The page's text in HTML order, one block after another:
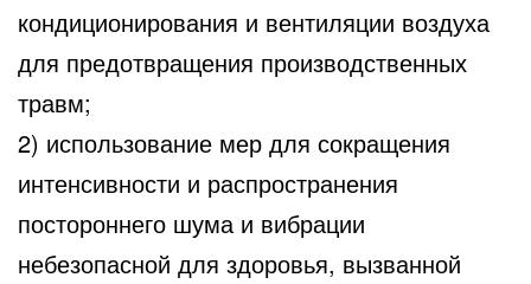
кондиционирования и вентиляции воздуха
для предотвращения производственных
травм;
2) использование мер для сокращения
интенсивности и распространения
постороннего шума и вибрации
небезопасной для здоровья, вызванной